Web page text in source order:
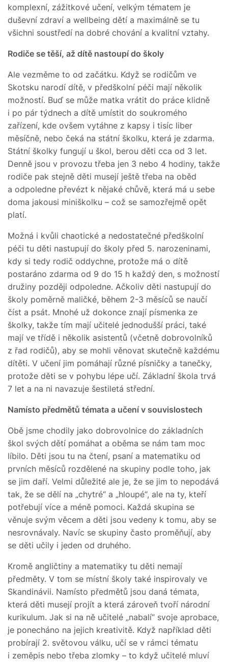
komplexní, zážitkové učení, velkým tématem je
duševní zdraví a wellbeing dětí a maximálně se tu
všichni soustředí na dobré chování a kvalitní vztahy.
Rodiče se těší, až dítě nastoupí do školy
Ale vezměme to od začátku. Když se rodičům ve
Skotsku narodí dítě, v předškolní péči mají několik
možností. Buď se může matka vrátit do práce klidně
i po pár týdnech a dítě umístit do soukromého
zařízení, kde ovšem vytáhne z kapsy i tisíc liber
měsíčně, nebo čeká na státní školku, která je zdarma.
Státní školky fungují u škol, berou děti cca od 3 let.
Denně jsou v provozu třeba jen 3 nebo 4 hodiny, takže
rodiče pak stejně děti musejí ještě třeba na oběd
a odpoledne převézt k nějaké chůvě, která má u sebe
doma jakousi miniškolku – což se samozřejmě opět
platí.
Možná i kvůli chaotické a nedostatečné předškolní
péči tu děti nastupují do školy před 5. narozeninami,
kdy si tedy rodič oddychne, protože má o dítě
postaráno zdarma od 9 do 15 h každý den, s možností
družiny později odpoledne. Ačkoliv děti nastupují do
školy poměrně maličké, během 2-3 měsíců se naučí
číst a psát. Mnohé už dokonce znají písmenka ze
školky, takže tím mají učitelé jednodušší práci, také
mají ve třídě i několik asistentů (včetně dobrovolníků
z řad rodičů), aby se mohli věnovat skutečně každému
dítěti. V učení jim pomáhají různé písničky a tanečky,
protože děti se v pohybu lépe učí. Základní škola trvá
7 let a na ni navazuje šestiletá střední.
Namísto předmětů témata a učení v souvislostech
Obě jsme chodily jako dobrovolnice do základních
škol svých dětí pomáhat a oběma se nám tam moc
líbilo. Děti jsou tu na čtení, psaní a matematiku od
prvních měsíců rozdělené na skupiny podle toho, jak
se jim daří. Velmi důležité ale je, že se jim to nepodává
tak, že se dělí na „chytré“ a „hloupé“, ale na ty, kteří
potřebují více a méně pomoci. Každá skupina se
věnuje svým věcem a děti jsou vedeny k tomu, aby se
nesrovnávaly. Navíc se skupiny často proměňují, aby
se děti učily i jeden od druhého.
Kromě angličtiny a matematiky tu děti nemají
předměty. V tom se místní školy také inspirovaly ve
Skandinávii. Namísto předmětů jsou daná témata,
která děti musejí projít a která zároveň tvoří národní
kurikulum. Jak si na ně učitelé „nabalí“ svoje aprobace,
je ponecháno na jejich kreativitě. Když například děti
probírají 2. světovou válku, učí se v rámci tématu
i zeměpis nebo třeba zlomky – to když učitelé mluví